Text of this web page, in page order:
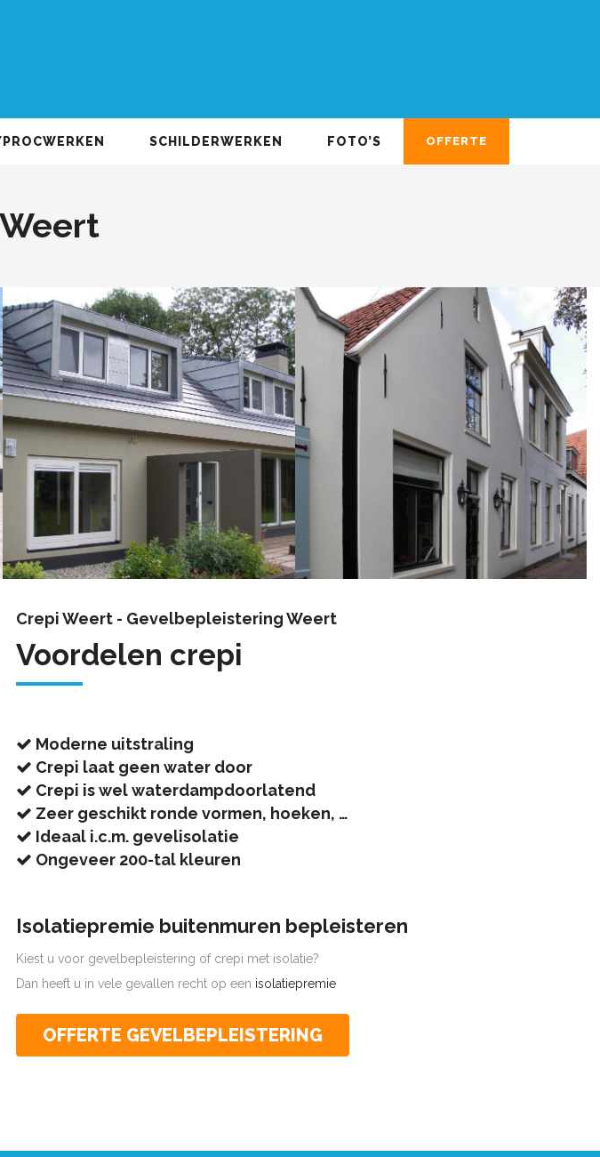
SCHILDERWERKEN FOTO’S OFFERTE
Crepi Weert - Gevelbepleistering Weert
Voordelen crepi
Moderne uitstraling
Crepi laat geen water door
Crepi is wel waterdampdoorlatend
Zeer geschikt ronde vormen, hoeken, …
Ideaal i.c.m. gevelisolatie
Ongeveer 200-tal kleuren
Isolatiepremie buitenmuren bepleisteren
Kiest u voor gevelbepleistering of crepi met isolatie?
Dan heeft u in vele gevallen recht op een isolatiepremie
OFFERTE GEVELBEPLEISTERING